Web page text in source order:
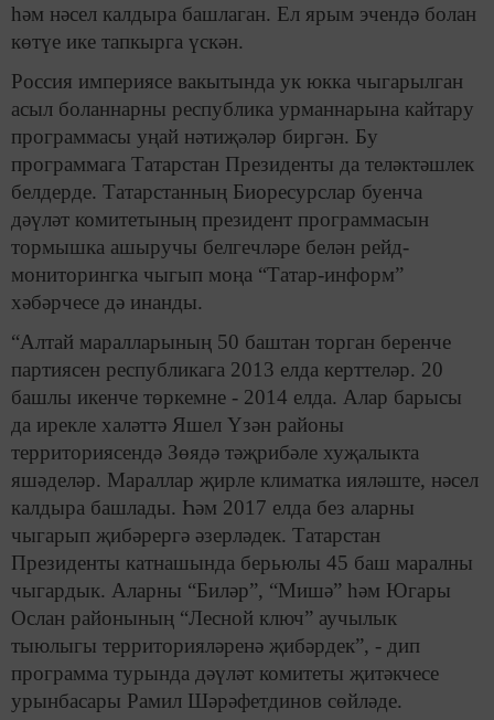
һәм нәсел калдыра башлаган. Ел ярым эчендә болан
көтүе ике тапкырга үскән.
Россия империясе вакытында ук юкка чыгарылган
асыл боланнарны республика урманнарына кайтару
программасы уңай нәтиҗәләр биргән. Бу
программага Татарстан Президенты да теләктәшлек
белдерде. Татарстанның Биоресурслар буенча
дәүләт комитетының президент программасын
тормышка ашыручы белгечләре белән рейд-
мониторингка чыгып моңа “Татар-информ”
хәбәрчесе дә инанды.
“Алтай маралларының 50 баштан торган беренче
партиясен республикага 2013 елда керттеләр. 20
башлы икенче төркемне - 2014 елда. Алар барысы
да ирекле халәттә Яшел Үзән районы
территориясендә Зөядә тәҗрибәле хуҗалыкта
яшәделәр. Мараллар җирле климатка ияләште, нәсел
калдыра башлады. Һәм 2017 елда без аларны
чыгарып җибәрергә әзерләдек. Татарстан
Президенты катнашында берьюлы 45 баш маралны
чыгардык. Аларны “Биләр”, “Мишә” һәм Югары
Ослан районының “Лесной ключ” аучылык
тыюлыгы территорияләренә җибәрдек”, - дип
программа турында дәүләт комитеты җитәкчесе
урынбасары Рамил Шәрәфетдинов сөйләде.